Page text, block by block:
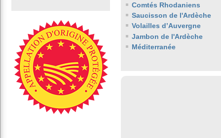
Comtés Rhodaniens
Saucisson de l'Ardèche
Volailles d’Auvergne
Jambon de l'Ardèche
Méditerranée